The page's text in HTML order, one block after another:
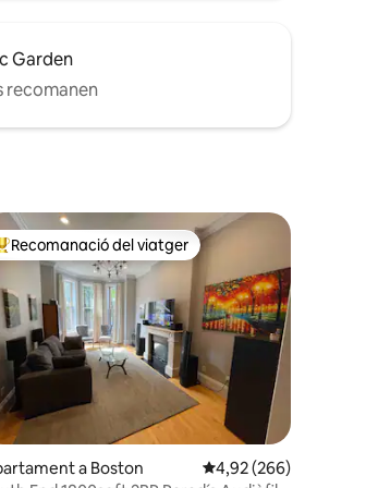
Garden
recomanen
recomanacions dels viatgers
Recomanació del viatger
a Boston 4,92 de puntuació
4,92 (266)